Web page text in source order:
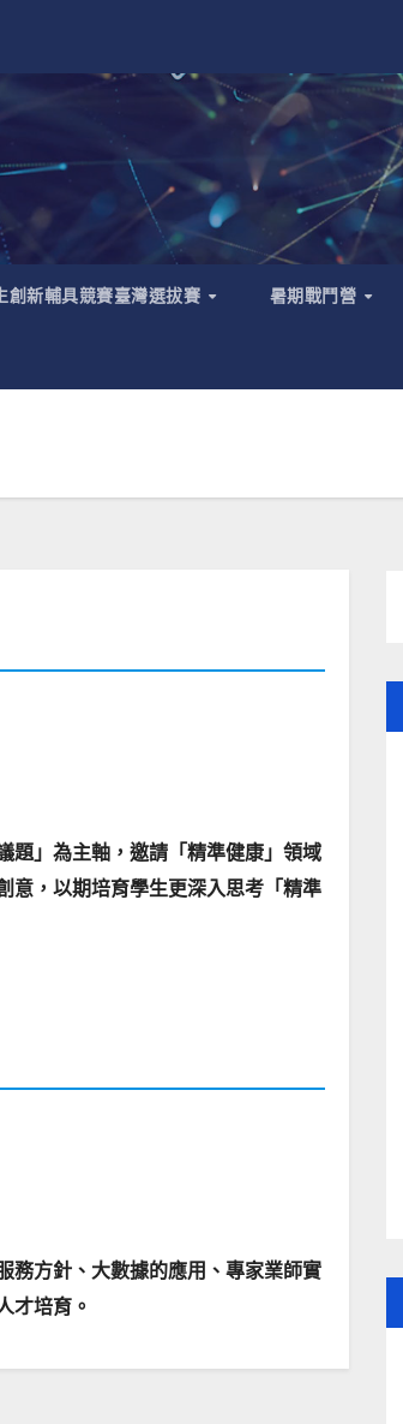
創新輔具競賽臺灣選拔賽 暑期戰鬥營
題」為主軸，邀請「精準健康」領域
意，以期培育學生更深入思考「精準
務方針、大數據的應用、專家業師實
才培育。